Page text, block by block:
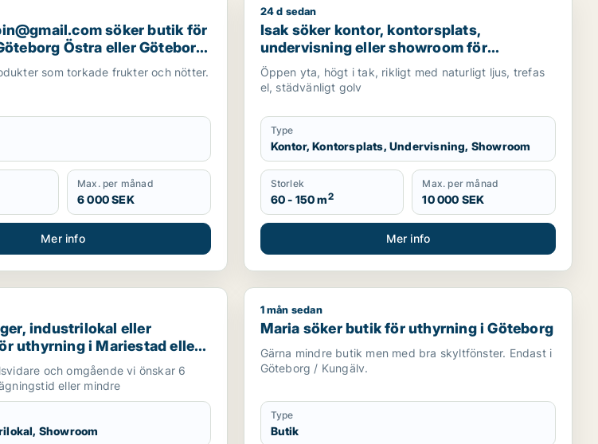
fastighetsmark för uthyrning i Lundby, Göteborg eller Askim-Frölunda-Högsbo m.fl.
söker butik för uthyrning i Göteborg Östra eller Göteborg Centrum
söker butik för
Östra eller Göteborg
som torkade frukter och nötter.
Max. per månad
6 000 SEK
Mer info
Isak söker kontor, kontorsplats, undervisning eller
24 d sedan
Isak söker kontor, kontorsplats,
undervisning eller showroom för
uthyrning i Lundby, Göteborg eller Norra
hisingen m.fl.
Öppen yta, högt i tak, rikligt med naturligt ljus, trefas
el, städvänligt golv
Type
Kontor, Kontorsplats, Undervisning, Showroom
Storlek
60 - 150 m2
Max. per månad
10 000 SEK
Mer info
industrilokal eller showroom för uthyrning i Mariestad eller Göteborg
industrilokal eller
uthyrning i Mariestad eller
och omgående vi önskar 6
eller mindre
Showroom
Maria söker butik för uthyrning i Göteborg
1 mån sedan
Maria söker butik för uthyrning i Göteborg
Gärna mindre butik men med bra skyltfönster. Endast i
Göteborg / Kungälv.
Type
Butik